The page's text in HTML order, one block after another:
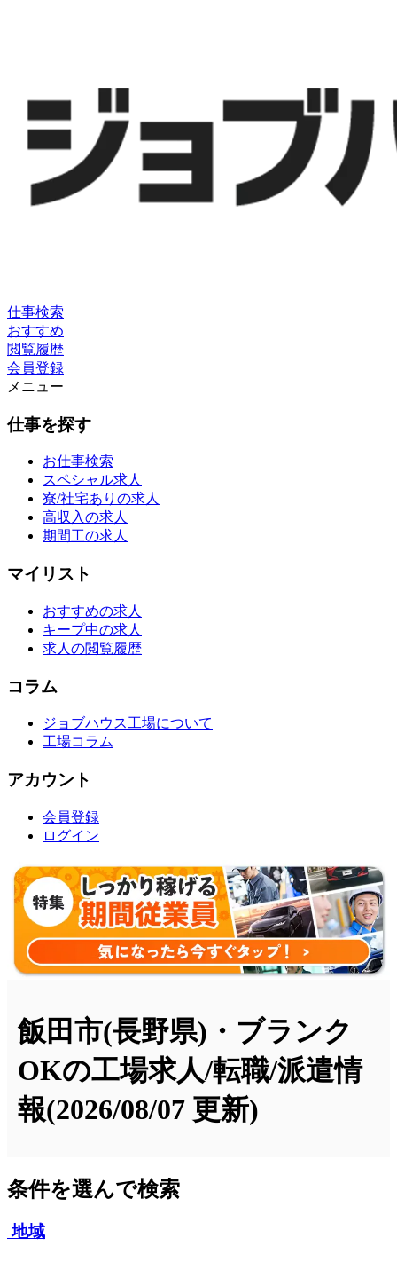
仕事検索
おすすめ
閲覧履歴
会員登録
メニュー
仕事を探す
お仕事検索
スペシャル求人
寮/社宅ありの求人
高収入の求人
期間工の求人
マイリスト
おすすめの求人
キープ中の求人
求人の閲覧履歴
コラム
ジョブハウス工場について
工場コラム
アカウント
会員登録
ログイン
飯田市(長野県)・ブランク
OKの工場求人/転職/派遣情
報(2026/08/07 更新)
条件を選んで検索
地域